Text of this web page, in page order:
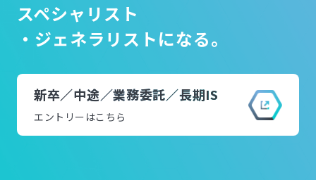
スペシャリスト
・ジェネラリストになる。
新卒／中途／業務委託／長期IS
エントリーはこちら